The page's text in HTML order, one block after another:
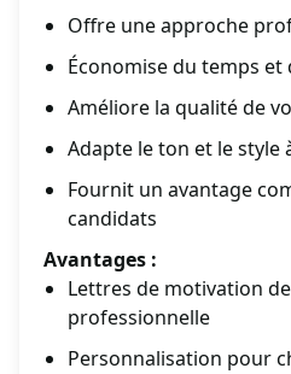
Offre une approche
Économise du temps et
Améliore la qualité de
Adapte le ton et le style
Fournit un avantage
candidats
Avantages :
Lettres de motivation
professionnelle
Personnalisation pour